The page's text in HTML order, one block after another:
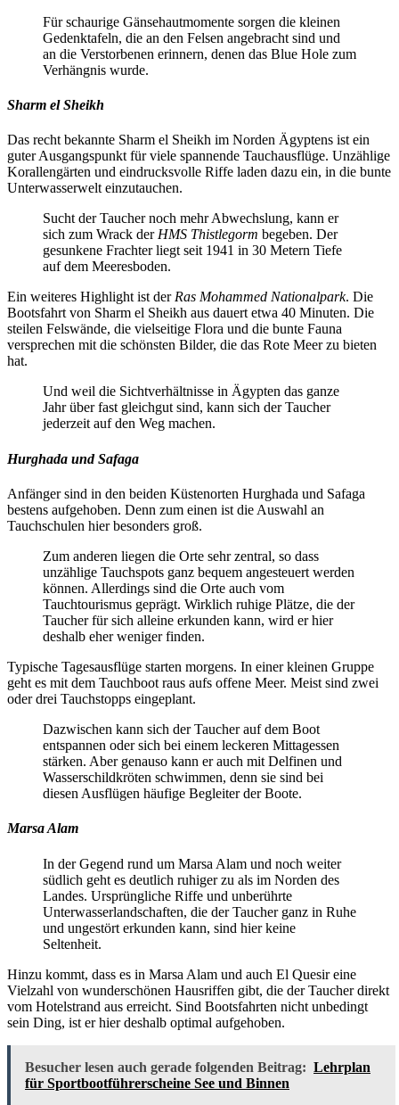
Für schaurige Gänsehautmomente sorgen die kleinen
Gedenktafeln, die an den Felsen angebracht sind und
an die Verstorbenen erinnern, denen das Blue Hole zum
Verhängnis wurde.
Sharm el Sheikh
Das recht bekannte Sharm el Sheikh im Norden Ägyptens ist ein
guter Ausgangspunkt für viele spannende Tauchausflüge. Unzählige
Korallengärten und eindrucksvolle Riffe laden dazu ein, in die bunte
Unterwasserwelt einzutauchen.
Sucht der Taucher noch mehr Abwechslung, kann er
sich zum Wrack derHMS Thistlegorm begeben. Der
gesunkene Frachter liegt seit 1941 in 30 Metern Tiefe
auf dem Meeresboden.
Ein weiteres Highlight ist derRas Mohammed Nationalpark. Die
Bootsfahrt von Sharm el Sheikh aus dauert etwa 40 Minuten. Die
steilen Felswände, die vielseitige Flora und die bunte Fauna
versprechen mit die schönsten Bilder, die das Rote Meer zu bieten
hat.
Und weil die Sichtverhältnisse in Ägypten das ganze
Jahr über fast gleichgut sind, kann sich der Taucher
jederzeit auf den Weg machen.
Hurghada und Safaga
Anfänger sind in den beiden Küstenorten Hurghada und Safaga
bestens aufgehoben. Denn zum einen ist die Auswahl an
Tauchschulen hier besonders groß.
Zum anderen liegen die Orte sehr zentral, so dass
unzählige Tauchspots ganz bequem angesteuert werden
können. Allerdings sind die Orte auch vom
Tauchtourismus geprägt. Wirklich ruhige Plätze, die der
Taucher für sich alleine erkunden kann, wird er hier
deshalb eher weniger finden.
Typische Tagesausflüge starten morgens. In einer kleinen Gruppe
geht es mit dem Tauchboot raus aufs offene Meer. Meist sind zwei
oder drei Tauchstopps eingeplant.
Dazwischen kann sich der Taucher auf dem Boot
entspannen oder sich bei einem leckeren Mittagessen
stärken. Aber genauso kann er auch mit Delfinen und
Wasserschildkröten schwimmen, denn sie sind bei
diesen Ausflügen häufige Begleiter der Boote.
Marsa Alam
In der Gegend rund um Marsa Alam und noch weiter
südlich geht es deutlich ruhiger zu als im Norden des
Landes. Ursprüngliche Riffe und unberührte
Unterwasserlandschaften, die der Taucher ganz in Ruhe
und ungestört erkunden kann, sind hier keine
Seltenheit.
Hinzu kommt, dass es in Marsa Alam und auch El Quesir eine
Vielzahl von wunderschönen Hausriffen gibt, die der Taucher direkt
vom Hotelstrand aus erreicht. Sind Bootsfahrten nicht unbedingt
sein Ding, ist er hier deshalb optimal aufgehoben.
Besucher lesen auch gerade folgenden Beitrag: Lehrplan
für Sportbootführerscheine See und Binnen